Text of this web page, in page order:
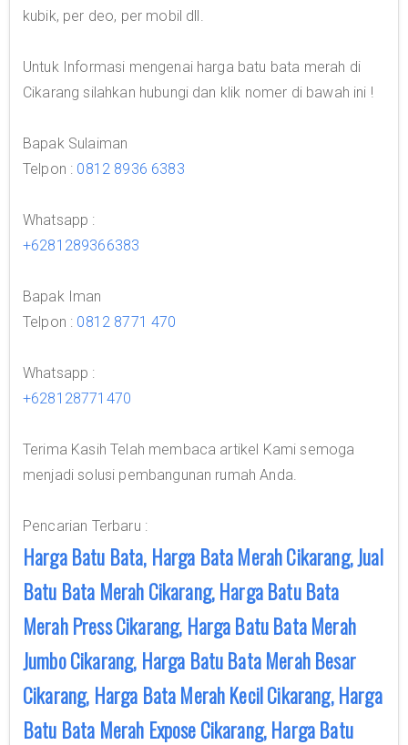
kubik, per deo, per mobil dll.
Untuk Informasi mengenai harga batu bata merah di
Cikarang silahkan hubungi dan klik nomer di bawah ini !
Bapak Sulaiman
Telpon : 0812 8936 6383
Whatsapp :
+6281289366383
Bapak Iman
Telpon : 0812 8771 470
Whatsapp :
+628128771470
Terima Kasih Telah membaca artikel Kami semoga
menjadi solusi pembangunan rumah Anda.
Pencarian Terbaru :
Harga Batu Bata, Harga Bata Merah Cikarang, Jual
Batu Bata Merah Cikarang, Harga Batu Bata
Merah Press Cikarang, Harga Batu Bata Merah
Jumbo Cikarang, Harga Batu Bata Merah Besar
Cikarang, Harga Bata Merah Kecil Cikarang, Harga
Batu Bata Merah Expose Cikarang, Harga Batu